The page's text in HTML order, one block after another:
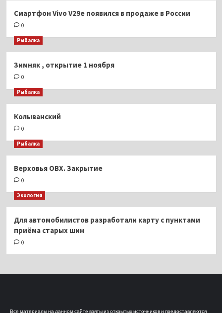
Смартфон Vivo V29e появился в продаже в России
0
Рыбалка
Зимняк , открытие 1 ноября
0
Рыбалка
Колыванский
0
Рыбалка
Верховья ОВХ. Закрытие
0
Экология
Для автомобилистов разработали карту с пунктами
приёма старых шин
0
Все материалы на данном сайте взяты из открытых источников и предоставляются